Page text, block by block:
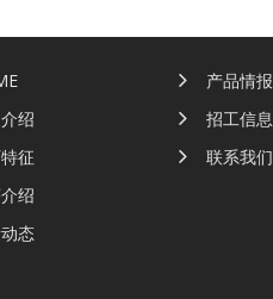
绍
征
绍
态
产品情报
招工信息
联系我们